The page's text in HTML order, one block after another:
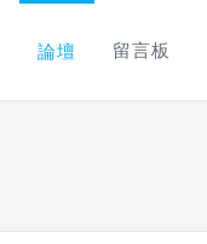
論壇 留言板